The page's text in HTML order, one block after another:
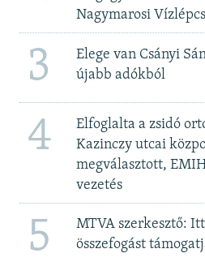
Nagymarosi
3
Elege van Csányi
újabb adókból
4
Elfoglalta a zsidó
Kazinczy utcai
megválasztott,
vezetés
5
MTVA szerkesztő:
összefogást